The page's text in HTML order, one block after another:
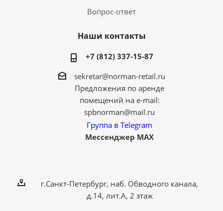
Вопрос-ответ
Наши контакты
+7 (812) 337-15-87
sekretar@norman-retail.ru
Предложения по аренде
помещений на e-mail:
spbnorman@mail.ru
Группа в Telegram
Мессенджер MAX
г.Санкт-Петербург, наб. Обводного канала,
д.14, лит.А, 2 этаж